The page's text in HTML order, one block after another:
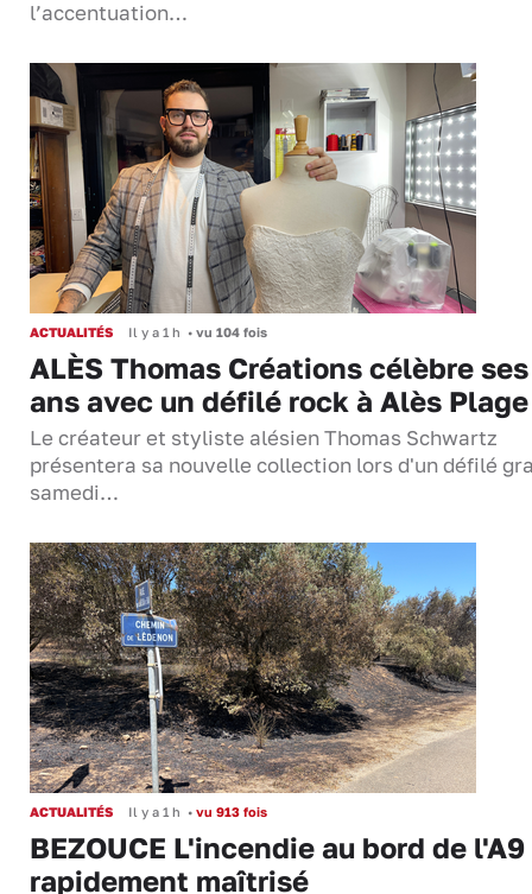
l’accentuation…
ACTUALITÉS Il y a 1 h • vu 104 fois
ALÈS Thomas Créations célèbre
ans avec un défilé rock à Alès Plage
Le créateur et styliste alésien Thomas Schwartz
présentera sa nouvelle collection lors d'un défilé
samedi…
ACTUALITÉS Il y a 1 h • vu 913 fois
BEZOUCE L'incendie au bord de l'A9
rapidement maîtrisé